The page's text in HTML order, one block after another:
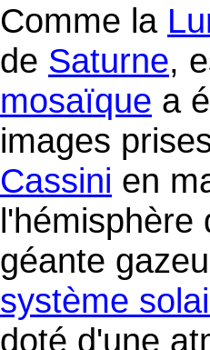
Comme la
de Saturne,
mosaïque a
images
Cassini en
géante
système
doté d'une